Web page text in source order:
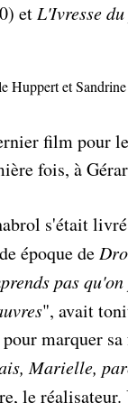
et L'Ivresse
Huppert et
film pour
fois, à
s'était
époque de
pas
", avait
marquer
Marielle,
le